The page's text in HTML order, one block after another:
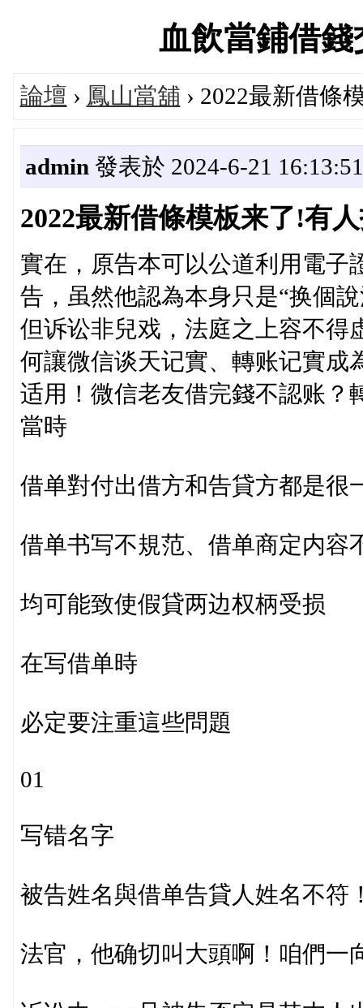
血飲當鋪借
論壇 › 鳳山當舖 › 2022最新借條
admin 發表於 2024-6-21 16:13:51
2022最新借條模板来了!有
實在，原告本可以公道利用電子
告，虽然他認為本身只是“换個
但诉讼非兒戏，法庭之上容不得
何讓微信谈天记實、轉账记實成
适用！微信老友借完錢不認账？
當時
借单對付出借方和告貸方都是很
借单书写不規范、借单商定内容
均可能致使假貸两边权柄受损
在写借单時
必定要注重這些問題
01
写错名字
被告姓名與借单告貸人姓名不符
法官，他确切叫大頭啊！咱們一